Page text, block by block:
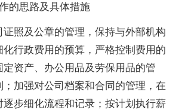
的思路及具体措施
证照及公章的管理，保持与外部机构
化行政费用的预算，严格控制费用的
资产、办公用品及劳保用品的管
加强对公司档案和合同的管理，在
逐步细化流程和记录；按计划执行薪